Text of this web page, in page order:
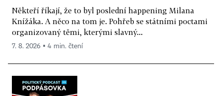
Někteří říkají, že to byl poslední happening Milana
Knížáka. A něco na tom je. Pohřeb se státními poctami
organizovaný těmi, kterými slavný...
7. 8. 2026 ▪ 4 min. čtení